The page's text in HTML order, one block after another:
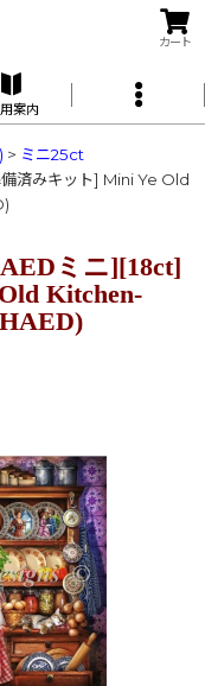
カート
案内
> ミニ25ct
済みキット] Mini Ye Old
ミニ][18ct]
Kitchen-